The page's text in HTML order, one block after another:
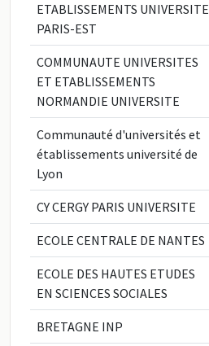
ETABLISSEMENTS UNIVERSITE
PARIS-EST
COMMUNAUTE UNIVERSITES
ET ETABLISSEMENTS
NORMANDIE UNIVERSITE
Communauté d'universités et
établissements université de
Lyon
CY CERGY PARIS UNIVERSITE
ECOLE CENTRALE DE NANTES
ECOLE DES HAUTES ETUDES
EN SCIENCES SOCIALES
BRETAGNE INP